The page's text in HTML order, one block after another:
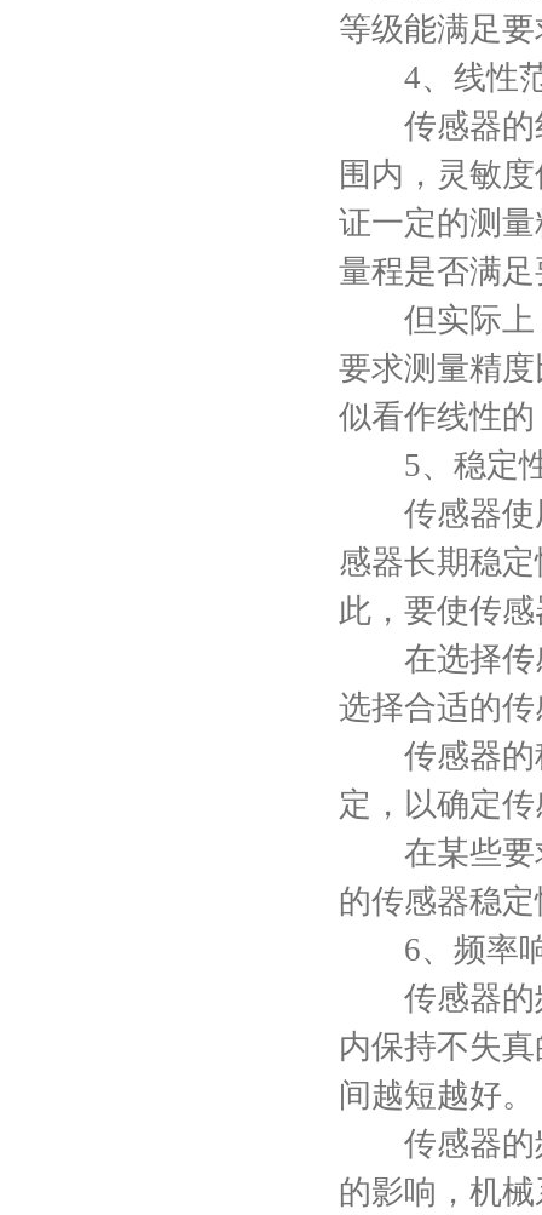
等级能满足
4、线性
传感器的线
围内，灵敏
证一定的测
量程是否满
但实际上，
要求测量精
似看作线性
5、稳定
传感器使用
感器长期稳
此，要使传
在选择传感
选择合适的
传感器的稳
定，以确定
在某些要求
的传感器稳
6、频率
传感器的频
内保持不失
间越短越好。
传感器的频
的影响，机